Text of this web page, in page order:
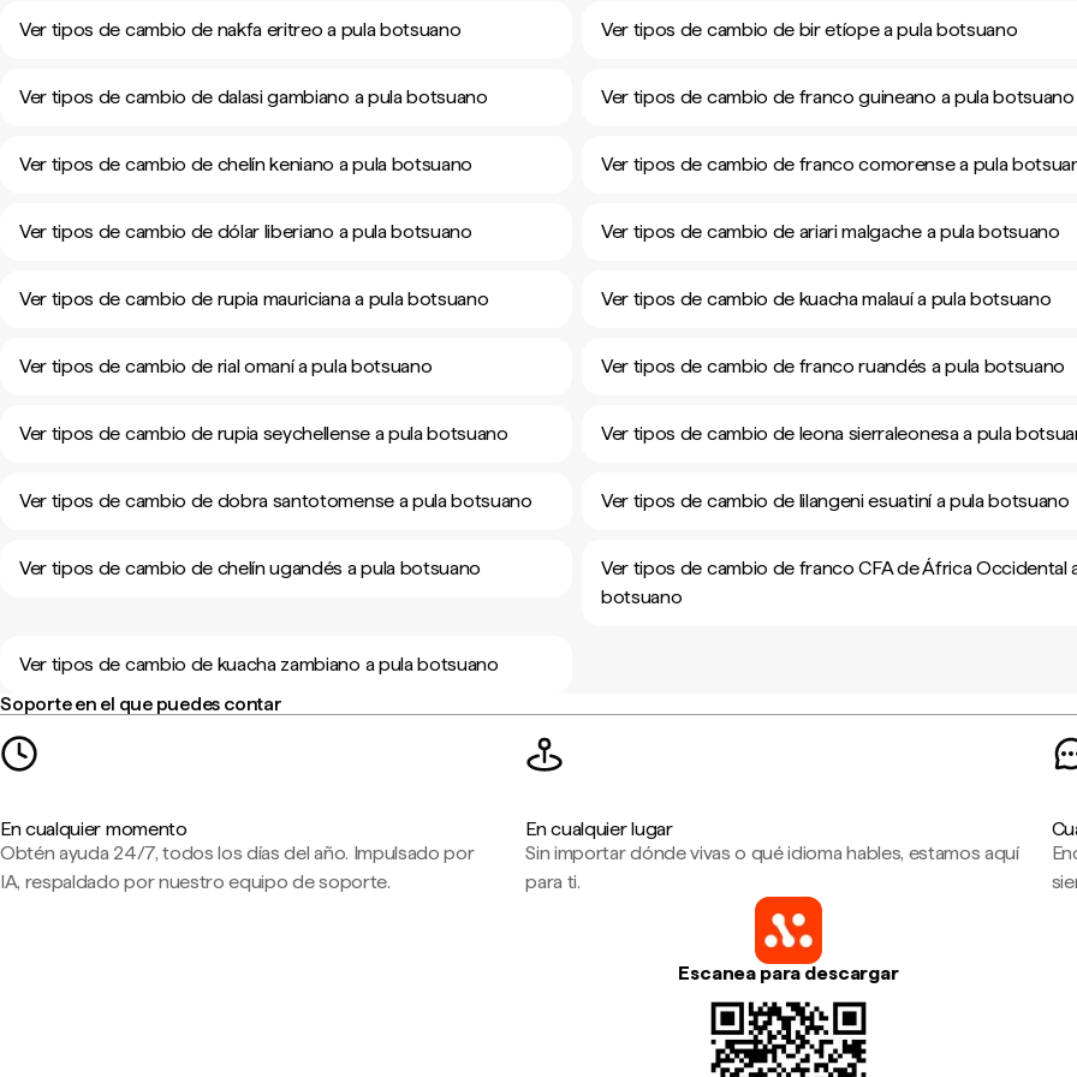
Ver tipos de cambio de nakfa eritreo a pula botsuano Ver tipos de cambio de bir etíope a pula botsuano
Ver tipos de cambio de dalasi gambiano a pula botsuano Ver tipos de cambio de franco guineano a pula botsuano
Ver tipos de cambio de chelín keniano a pula botsuano Ver tipos de cambio de franco comorense a pula
Ver tipos de cambio de dólar liberiano a pula botsuano Ver tipos de cambio de ariari malgache a pula botsuano
Ver tipos de cambio de rupia mauriciana a pula botsuano Ver tipos de cambio de kuacha malauí a pula botsuano
Ver tipos de cambio de rial omaní a pula botsuano Ver tipos de cambio de franco ruandés a pula botsuano
Ver tipos de cambio de rupia seychellense a pula botsuano Ver tipos de cambio de leona sierraleonesa a pula
Ver tipos de cambio de dobra santotomense a pula botsuano Ver tipos de cambio de lilangeni esuatiní a pula botsuano
Ver tipos de cambio de chelín ugandés a pula botsuano
Ver tipos de cambio de franco CFA de África Occidental
botsuano
Ver tipos de cambio de kuacha zambiano a pula botsuano
Soporte en el que puedes contar
En cualquier momento
Obtén ayuda 24/7, todos los días del año. Impulsado por
IA, respaldado por nuestro equipo de soporte.
En cualquier lugar
Sin importar dónde vivas o qué idioma hables, estamos aquí
para ti.
Escanea para descargar